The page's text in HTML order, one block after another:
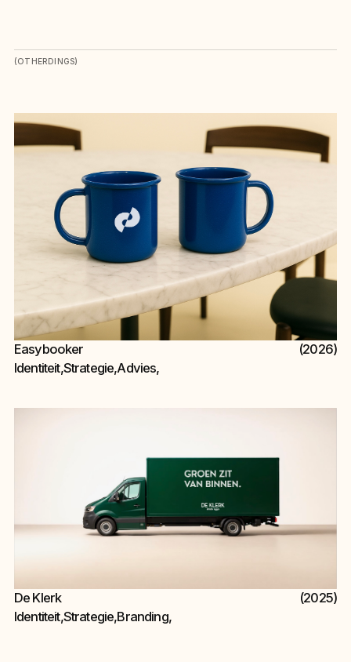
(OTHERDINGS)
Meer werk
Easybooker
(2026)
Identiteit,Strategie,Advies,
De Klerk
(2025)
Identiteit,Strategie,Branding,